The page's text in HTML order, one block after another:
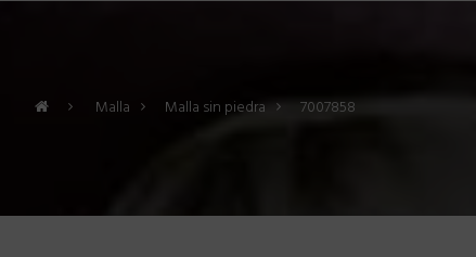
> Malla > Malla sin piedra > 7007858